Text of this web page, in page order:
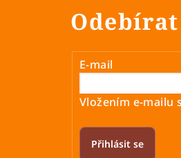
E-mail
Vložením e-mailu
Přihlásit se